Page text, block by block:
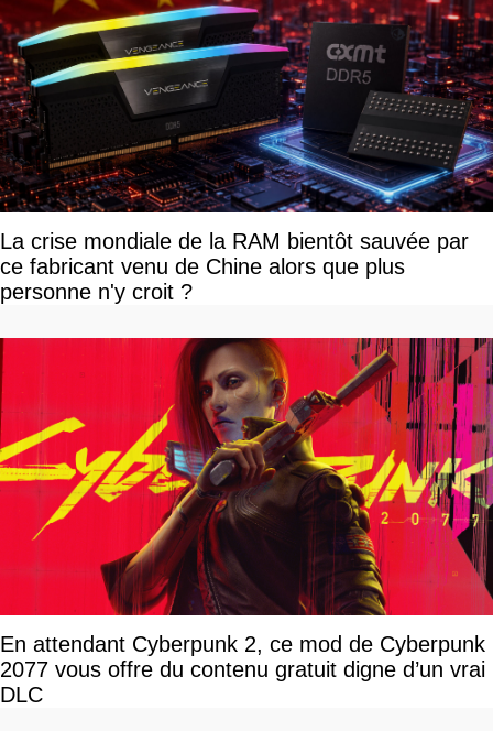
La crise mondiale de la RAM bientôt sauvée par
ce fabricant venu de Chine alors que plus
personne n'y croit ?
En attendant Cyberpunk 2, ce mod de Cyberpunk
2077 vous offre du contenu gratuit digne d’un vrai
DLC